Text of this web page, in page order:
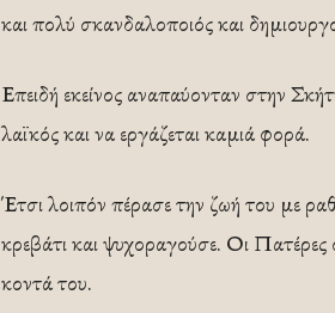
και πολύ σκανδαλοποιός και
Επειδή εκείνος αναπαύονταν στην
λαϊκός και να εργάζεται καμιά φορά.
Έτσι λοιπόν πέρασε την ζωή του με
κρεβάτι και ψυχοραγούσε. Οι
κοντά του.